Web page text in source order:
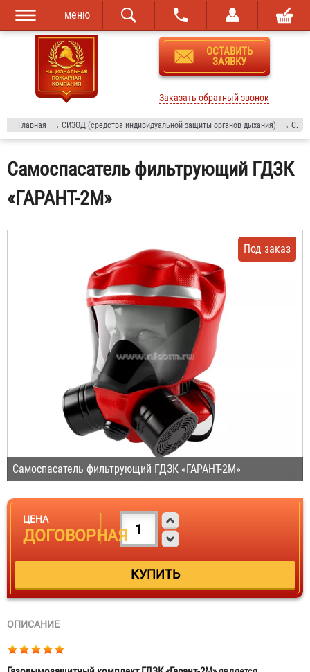
Перейти к
основному
содержанию
Skip to
navigation
меню
ОСТАВИТЬ
ЗАЯВКУ
Заказать обратный звонок
Главная → СИЗОД (средства индивидуальной защиты органов дыхания) → Самоспасатели
Самоспасатель фильтрующий ГДЗК
«ГАРАНТ-2М»
Самоспасатель фильтрующий ГДЗК «ГАРАНТ-2М»
Под заказ
ЦЕНА
ДОГОВОРНАЯ
ОПИСАНИЕ